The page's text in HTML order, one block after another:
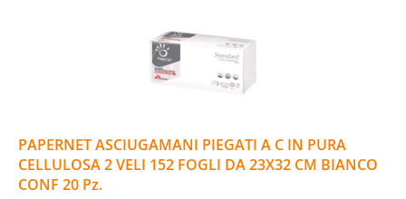
PAPERNET ASCIUGAMANI PIEGATI A C IN PURA
CELLULOSA 2 VELI 152 FOGLI DA 23X32 CM BIANCO
CONF 20 Pz.